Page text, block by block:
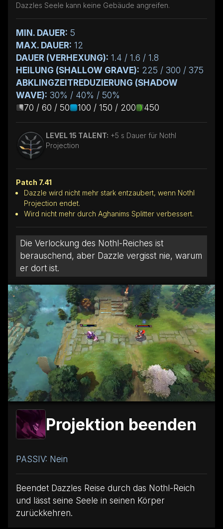
Dazzles Seele kann keine Gebäude angreifen.
MIN. DAUER: 5
MAX. DAUER: 12
DAUER (VERHEXUNG): 1.4 / 1.6 / 1.8
HEILUNG (SHALLOW GRAVE): 225 / 300 / 375
ABKLINGZEITREDUZIERUNG (SHADOW
WAVE): 30% / 40% / 50%
70 / 60 / 50
100 / 150 / 200 450
LEVEL 15 TALENT: +5 s Dauer für Nothl
Projection
Patch 7.41
Dazzle wird nicht mehr stark entzaubert, wenn Nothl
Projection endet.
Wird nicht mehr durch Aghanims Splitter verbessert.
Die Verlockung des Nothl-Reiches ist
berauschend, aber Dazzle vergisst nie, warum
er dort ist.
Projektion beenden
PASSIV: Nein
Beendet Dazzles Reise durch das Nothl-Reich
und lässt seine Seele in seinen Körper
zurückkehren.